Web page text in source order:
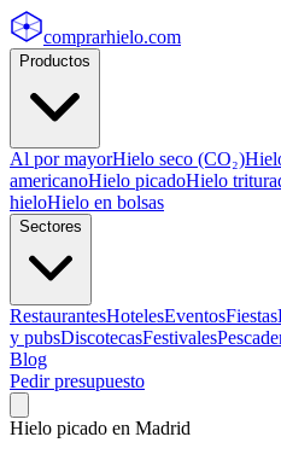
comprarhielo.com
Productos
Al por mayorHielo seco (CO₂)
americanoHielo picadoHielo
hieloHielo en bolsas
Sectores
RestaurantesHotelesEventosFiestas
y pubsDiscotecasFestivales
Blog
Pedir presupuesto
Hielo picado en Madrid